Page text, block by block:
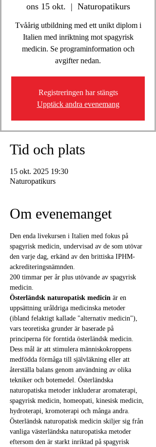
ons 15 okt.
  |
Naturopatikurs
Tvåårig utbildning med ett unikt diplom i
Italien med inriktning mot spagyrisk
medicin. Se programinformation och
avgifter nedan.
Registreringen har stängts
Upptäck andra evenemang
Tid och plats
15 okt. 2025 19:30
Naturopatikurs
Om evenemanget
Den enda livekursen i Italien med fokus på
spagyrisk medicin, undervisad av de som utövar
den varje dag, erkänd av den brittiska IPHM-
ackrediteringsnämnden.
200 timmar per år plus utövande av spagyrisk
medicin.
Österländsk naturopatisk medicin är en
uppsättning uråldriga medicinska metoder
(ibland felaktigt kallade "alternativ medicin"),
vars teoretiska grunder är baserade på
principerna för forntida österländsk medicin.
Dess mål är att stimulera människokroppens
medfödda förmåga till självläkning eller att
återställa balans genom användning av olika
tekniker och botemedel. Österländska
naturopatiska metoder inkluderar aromaterapi,
spagyrisk medicin, homeopati, kinesisk medicin,
hydroterapi, kromoterapi och många andra.
Österländsk naturopatisk medicin skiljer sig från
vanliga västerländska naturopatiska metoder
eftersom den är starkt inriktad på spagyrisk